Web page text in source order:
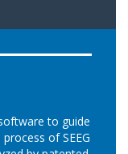
to guide
of SEEG